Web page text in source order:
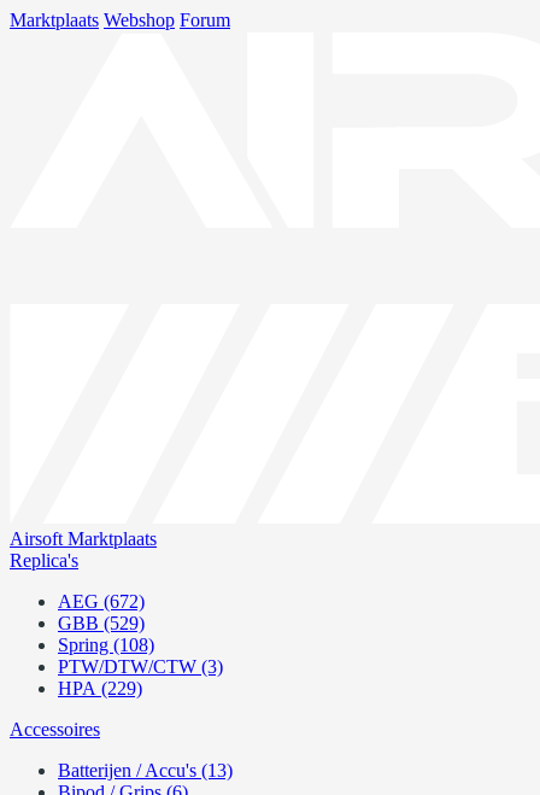
Marktplaats Webshop Forum
Airsoft Marktplaats
Replica's
AEG (672)
GBB (529)
Spring (108)
PTW/DTW/CTW (3)
HPA (229)
Accessoires
Batterijen / Accu's (13)